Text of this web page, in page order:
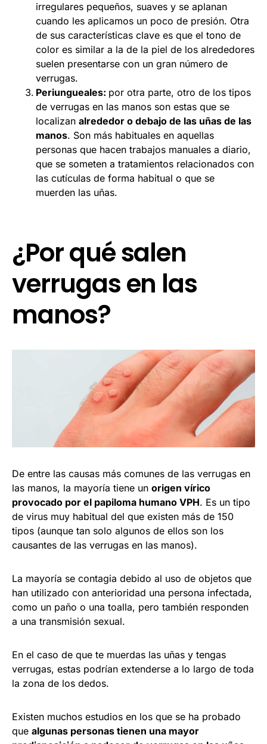
irregulares pequeños, suaves y se aplanan
cuando les aplicamos un poco de presión. Otra
de sus características clave es que el tono de
color es similar a la de la piel de los alrededores
suelen presentarse con un gran número de
verrugas.
Periungueales: por otra parte, otro de los tipos
de verrugas en las manos son estas que se
localizan alrededor o debajo de las uñas de las
manos. Son más habituales en aquellas
personas que hacen trabajos manuales a diario,
que se someten a tratamientos relacionados con
las cutículas de forma habitual o que se
muerden las uñas.
¿Por qué salen
verrugas en las
manos?
De entre las causas más comunes de las verrugas en
las manos, la mayoría tiene un origen vírico
provocado por el papiloma humano VPH. Es un tipo
de virus muy habitual del que existen más de 150
tipos (aunque tan solo algunos de ellos son los
causantes de las verrugas en las manos).
La mayoría se contagia debido al uso de objetos que
han utilizado con anterioridad una persona infectada,
como un paño o una toalla, pero también responden
a una transmisión sexual.
En el caso de que te muerdas las uñas y tengas
verrugas, estas podrían extenderse a lo largo de toda
la zona de los dedos.
Existen muchos estudios en los que se ha probado
que algunas personas tienen una mayor